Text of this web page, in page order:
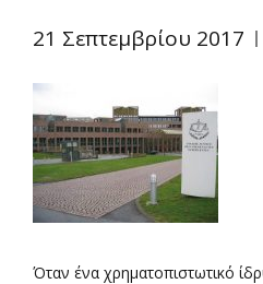
21 Σεπτεμβρίου 2017
Όταν ένα χρηματοπιστωτικό